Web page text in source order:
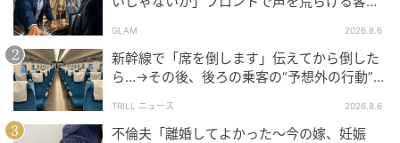
あの通知が光らなければ、私はずっと味方のふりに守
られていると信じていたでしょう。離れてみて、よう
やく息がしやすくなりました。
※GLAMが独自に実施したアンケートで集めた、30
代・女性読者様の体験談をもとに記事化しています
GLAM 2026.8.6
新幹線で「席を倒します」伝えてから倒した
ら…→その後、後ろの乗客の“予想外の行動”に
TRILL ニュース 2026.8.6
不倫夫「離婚してよかった〜今の嫁、妊娠